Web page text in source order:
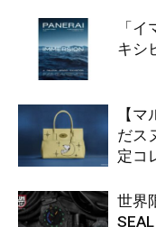
「
キシ
【
だス
定コ
世界